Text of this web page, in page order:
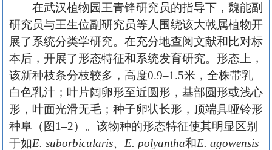
在武汉植物园王青锋研究员的指导下，魏能副
研究员与王生位副研究员等人围绕该大戟属植物开
展了系统分类学研究。在充分地查阅文献和比对标
本后，开展了形态特征和系统发育研究。形态上，
该新种枝条分枝较多，高度0.9–1.5米，全株带乳
白色乳汁；叶片阔卵形至近圆形，基部圆形或浅心
形，叶面光滑无毛；种子卵状长形，顶端具哑铃形
种阜（图1–2）。该物种的形态特征使其明显区别
于如E. suborbicularis、E. polyantha和E. agowensis